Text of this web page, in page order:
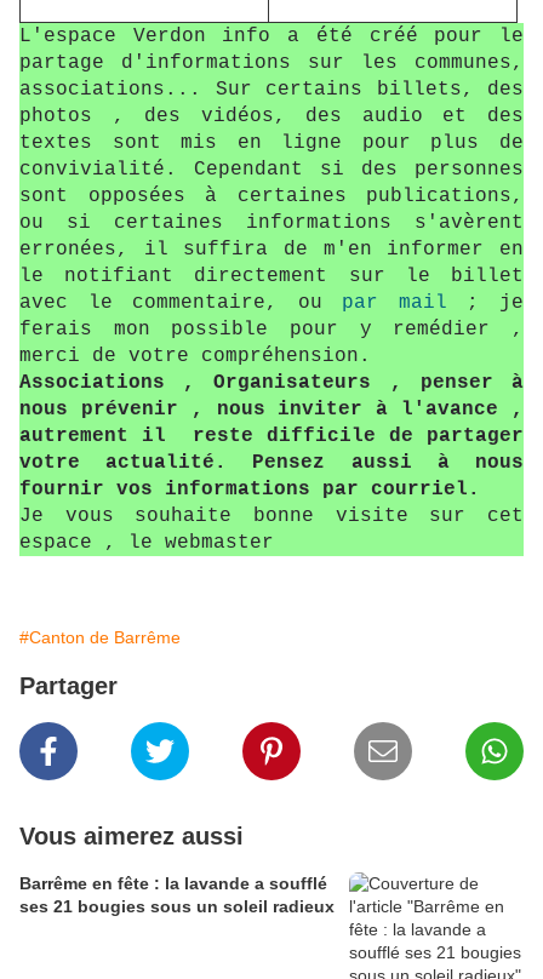
L'espace Verdon info a été créé pour le
partage d'informations sur les communes,
associations... Sur certains billets, des
photos , des vidéos, des audio et des
textes sont mis en ligne pour plus de
convivialité. Cependant si des personnes
sont opposées à certaines publications,
ou si certaines informations s'avèrent
erronées, il suffira de m'en informer en
le notifiant directement sur le billet
avec le commentaire, ou par mail ; je
ferais mon possible pour y remédier ,
merci de votre compréhension.
Associations , Organisateurs , penser à
nous prévenir , nous inviter à l'avance ,
autrement il reste difficile de partager
votre actualité. Pensez aussi à nous
fournir vos informations par courriel.
Je vous souhaite bonne visite sur cet
espace , le webmaster
#Canton de Barrême
Partager
Vous aimerez aussi
Barrême en fête : la lavande a soufflé
ses 21 bougies sous un soleil radieux